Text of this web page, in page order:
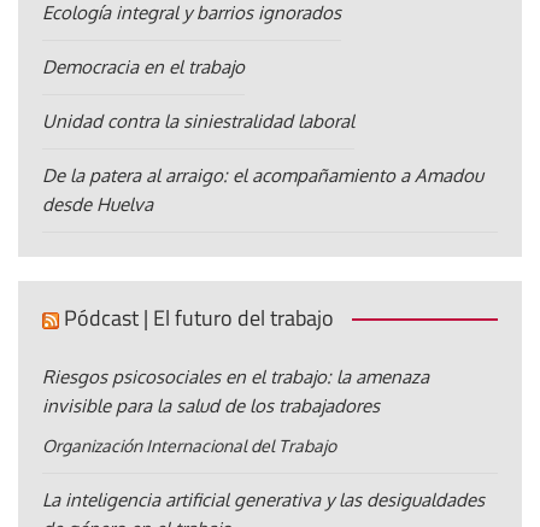
Ecología integral y barrios ignorados
Democracia en el trabajo
Unidad contra la siniestralidad laboral
De la patera al arraigo: el acompañamiento a Amadou
desde Huelva
Pódcast | El futuro del trabajo
Riesgos psicosociales en el trabajo: la amenaza
invisible para la salud de los trabajadores
Organización Internacional del Trabajo
La inteligencia artificial generativa y las desigualdades